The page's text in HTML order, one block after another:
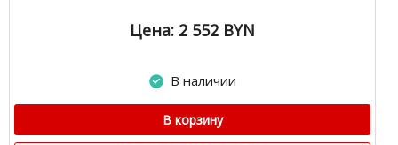
Цена: 2 552 BYN
В наличии
В корзину